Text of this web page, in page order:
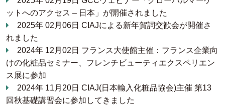
ットへのアクセス – 日本」が開催されました
2025年 02月06日 CIAJによる新年賀詞交歓会が開催さ
れました
2024年 12月02日 フランス大使館主催：フランス企業向
けの化粧品セミナー、フレンチビューティエクスペリエン
ス展に参加
2024年 11月20日 CIAJ(日本輸入化粧品協会)主催 第13
回秋基礎講習会に参加してきました